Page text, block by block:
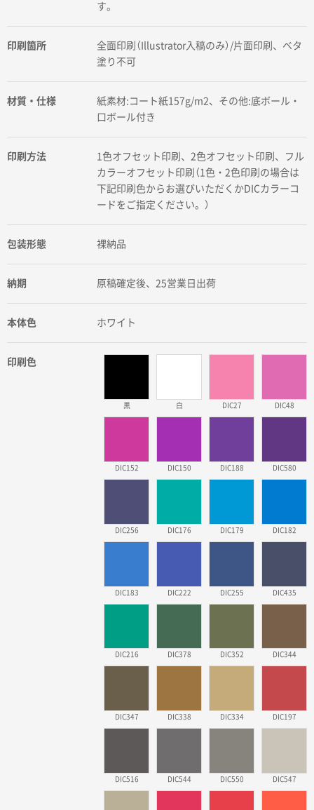
す。
印刷箇所
全面印刷（Illustrator入稿のみ）/片面印刷、ベタ
塗り不可
材質・仕様
紙素材:コート紙157g/m2、その他:底ボール・
口ボール付き
印刷方法
1色オフセット印刷、2色オフセット印刷、フル
カラーオフセット印刷（1色・2色印刷の場合は
下記印刷色からお選びいただくかDICカラーコ
ードをご指定ください。）
包装形態 裸納品
納期 原稿確定後、25営業日出荷
本体色 ホワイト
印刷色
黒 白 DIC27 DIC48
DIC152 DIC150 DIC188 DIC580
DIC256 DIC176 DIC179 DIC182
DIC183 DIC222 DIC255 DIC435
DIC216 DIC378 DIC352 DIC344
DIC347 DIC338 DIC334 DIC197
DIC516 DIC544 DIC550 DIC547